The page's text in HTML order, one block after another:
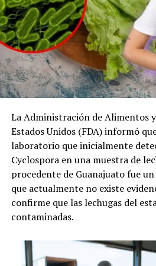
La Administración de Alimentos
Estados Unidos (FDA) informó
laboratorio que inicialmente
Cyclospora en una muestra de
procedente de Guanajuato fue
que actualmente no existe
confirme que las lechugas del
contaminadas.